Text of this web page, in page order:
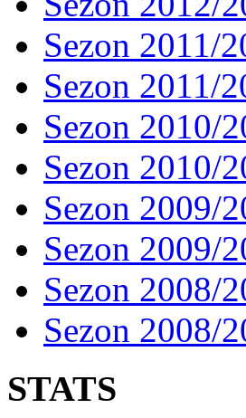
Sezon 2011/
Sezon 2011/
Sezon 2010/
Sezon 2010/
Sezon 2009/
Sezon 2009/
Sezon 2008/
Sezon 2008/
STATS